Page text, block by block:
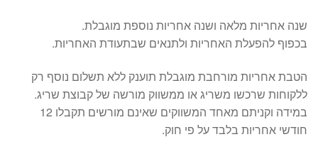
שנה אחריות מלאה ושנה אחריות נוספת מוגבלת.
בכפוף להפעלת האחריות ולתנאים שבתעודת האחריות.
הטבת אחריות מורחבת מוגבלת תוענק ללא תשלום נוסף רק
ללקוחות שרכשו משריג או ממשווק מורשה של קבוצת שריג.
במידה וקניתם מאחד המשווקים שאינם מורשים תקבלו 12
חודשי אחריות בלבד על פי חוק.